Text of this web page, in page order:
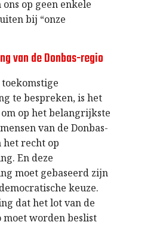
op geen enkele
bij “onze
van de Donbas-regio
te bespreken, is het
op het belangrijkste
van de Donbas-
het recht op
En deze
moet gebaseerd zijn
keuze.
dat het lot van de
moet worden beslist